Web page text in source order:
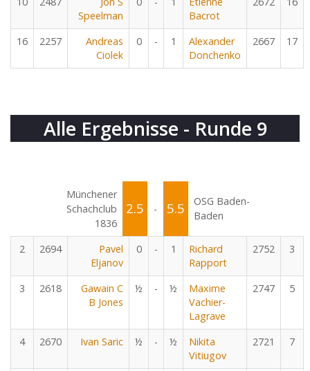
Speelman
Bacrot
16 2257
Andreas
Ciolek
0 - 1
Alexander
Donchenko
2667 17
Alle Ergebnisse - Runde 9
Münchener
Schachclub
1836
2.5 - 5.5
OSG Baden-
Baden
2 2694
Pavel
Eljanov
0 - 1
Richard
Rapport
2752 3
3 2618
Gawain C
B Jones
½ - ½
Maxime
Vachier-
Lagrave
2747 5
4 2670 Ivan Saric ½ - ½
Nikita
Vitiugov
2721 7